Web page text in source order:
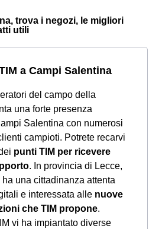
trova i negozi, le migliori
utili
a Campi Salentina
del campo della
una forte presenza
Salentina con numerosi
campioti. Potrete recarvi
punti TIM per ricevere
. In provincia di Lecce,
una cittadinanza attenta
e interessata alle nuove
che TIM propone.
vi ha impiantato diverse